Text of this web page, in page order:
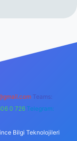
Teams:
0 726 Telegram:
Bilgi Teknolojileri